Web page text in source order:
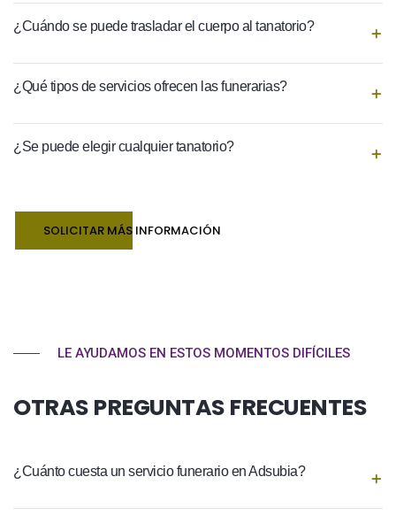
¿Cuándo se puede trasladar el cuerpo al tanatorio?
¿Qué tipos de servicios ofrecen las funerarias?
¿Se puede elegir cualquier tanatorio?
SOLICITAR MÁS INFORMACIÓN
LE AYUDAMOS EN ESTOS MOMENTOS DIFÍCILES
OTRAS PREGUNTAS FRECUENTES
¿Cuánto cuesta un servicio funerario en Adsubia?